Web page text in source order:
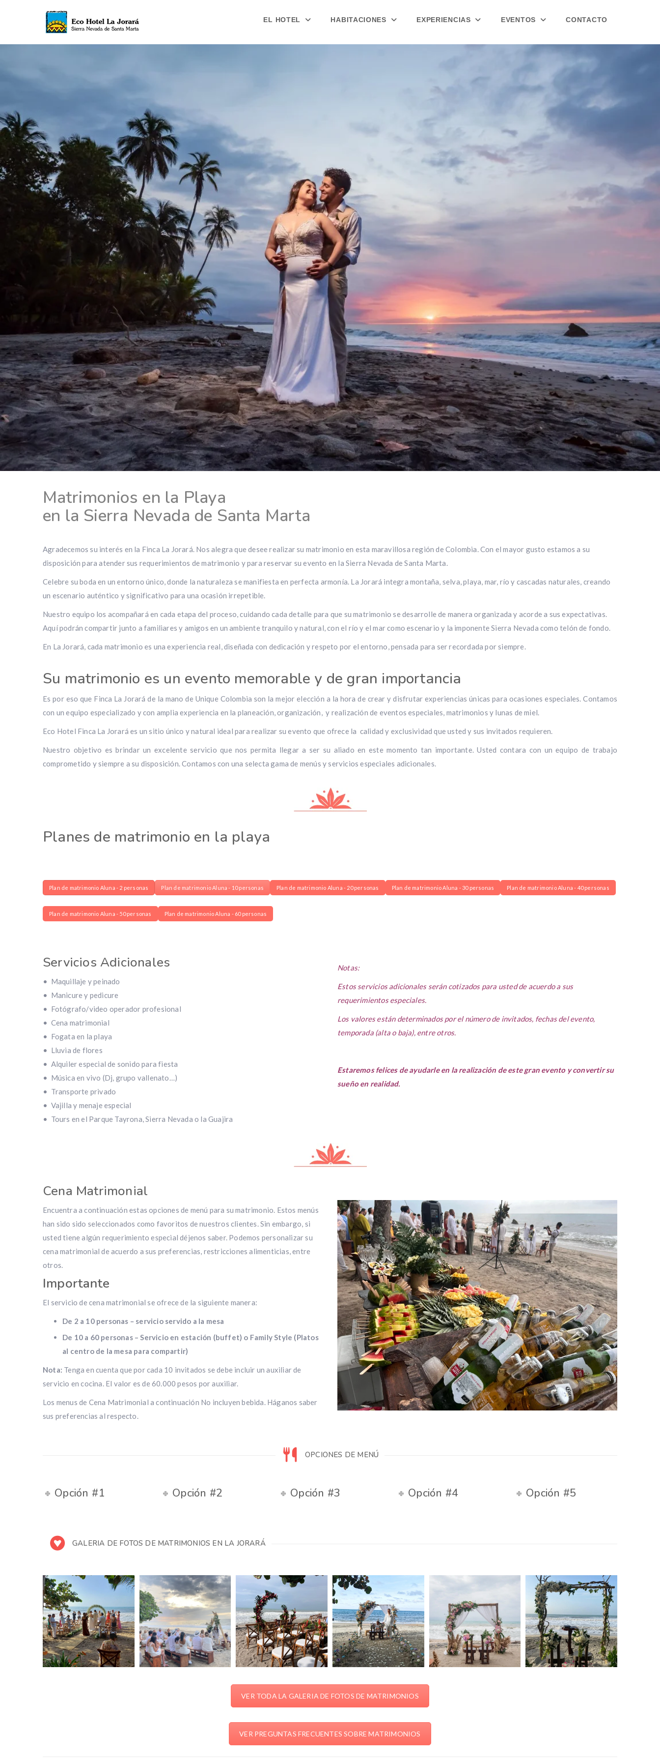
EL HOTEL HABITACIONES EXPERIENCIAS EVENTOS CONTACTO
Matrimonios en la Playa
en la Sierra Nevada de Santa Marta
Agradecemos su interés en la Finca La Jorará. Nos alegra que desee realizar su matrimonio en esta maravillosa región de Colombia. Con el mayor gusto estamos a su
disposiciónpara atender sus requerimientos de matrimonio ypara reservar su evento en la Sierra Nevada de Santa Marta.
Celebre su boda en un entorno único, donde la naturaleza se manifiesta en perfecta armonía. La Jorará integra montaña, selva, playa, mar, río y cascadas naturales, creando
un escenario auténtico y significativo para una ocasión irrepetible.
Nuestro equipo los acompañará en cada etapa del proceso, cuidando cada detalle para que su matrimonio se desarrolle de manera organizada y acorde a sus expectativas.
Aquí podrán compartir junto a familiares y amigos en un ambiente tranquilo y natural, con el río y el mar como escenario y la imponente Sierra Nevada como telón de fondo.
En La Jorará, cada matrimonio es una experiencia real, diseñada con dedicación y respeto por el entorno, pensada para ser recordada por siempre.
Su matrimonio es un evento memorable y de gran importancia
Es por eso que Finca La Jorará de la mano de Unique Colombia son la mejor elección a la hora de crear y disfrutar experiencias únicas para ocasiones especiales. Contamos
con un equipo especializado y con amplia experiencia en la planeación, organización, y realización de eventos especiales, matrimonios y lunas de miel.
Eco Hotel Finca La Jorará es un sitio único y natural ideal para realizar su evento que ofrece la calidad y exclusividad que usted y sus invitados requieren.
Nuestro objetivo es brindar un excelente servicio que nos permita llegar a ser su aliado en este momento tan importante. Usted contara con un equipo de trabajo
comprometido y siempre a su disposición. Contamos con una selecta gama de menús y servicios especiales adicionales.
Planes de matrimonio en la playa
Plan de matrimonio Aluna - 2 personas Plan de matrimonio Aluna - 10 personas Plan de matrimonio Aluna - 20 personas Plan de matrimonio Aluna - 30 personas Plan de matrimonio Aluna - 40 personas
Plan de matrimonio Aluna - 50 personas Plan de matrimonio Aluna - 60 personas
Servicios Adicionales
• Maquillaje y peinado
• Manicure y pedicure
• Fotógrafo/video operador profesional
• Cena matrimonial
• Fogata en la playa
• Lluvia de flores
• Alquiler especial de sonido para fiesta
• Música en vivo (Dj, grupo vallenato…)
• Transporte privado
• Vajilla y menaje especial
• Tours en el Parque Tayrona, Sierra Nevada o la Guajira
Notas:
Estos servicios adicionales serán cotizados para usted de acuerdo a sus
requerimientos especiales.
Los valores están determinados por el número de invitados, fechas del evento,
temporada (alta o baja), entre otros.
Estaremos felices de ayudarle en la realización de este gran evento y convertir su
sueño en realidad.
Cena Matrimonial
Encuentra a continuación estas opciones de menú para su matrimonio. Estos menús
han sido sido seleccionados como favoritos de nuestros clientes. Sin embargo, si
usted tiene algún requerimiento especial déjenos saber. Podemos personalizar su
cena matrimonial de acuerdo a sus preferencias, restricciones alimenticias, entre
otros.
Importante
El servicio de cena matrimonial se ofrece de la siguiente manera:
De 2 a 10 personas – servicio servido a la mesa
De 10 a 60 personas – Servicio en estación (buffet) o Family Style (Platos
al centro de la mesa para compartir)
Nota: Tenga en cuenta que por cada 10 invitados se debe incluir un auxiliar de
servicio en cocina. El valor es de 60.000 pesos por auxiliar.
Los menus de Cena Matrimonial a continuación No incluyen bebida. Háganos saber
sus preferencias al respecto.
OPCIONES DE MENÚ
Opción #1 Opción #2 Opción #3 Opción #4 Opción #5
GALERIA DE FOTOS DE MATRIMONIOS EN LA JORARÁ
VER TODA LA GALERIA DE FOTOS DE MATRIMONIOS
VER PREGUNTAS FRECUENTES SOBRE MATRIMONIOS